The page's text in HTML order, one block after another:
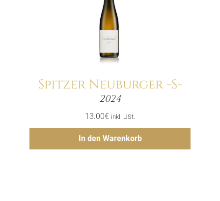
Spitzer Neuburger -S-
2024
13.00€ inkl. USt.
In den Warenkorb
Menge
Hinzufügen